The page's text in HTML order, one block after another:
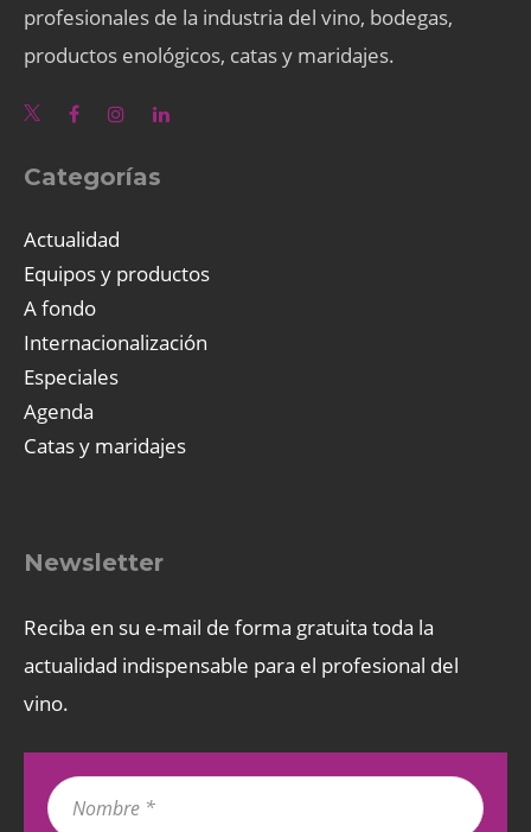
profesionales de la industria del vino, bodegas,
productos enológicos, catas y maridajes.
Categorías
Actualidad
Equipos y productos
A fondo
Internacionalización
Especiales
Agenda
Catas y maridajes
Newsletter
Reciba en su e-mail de forma gratuita toda la
actualidad indispensable para el profesional del
vino.